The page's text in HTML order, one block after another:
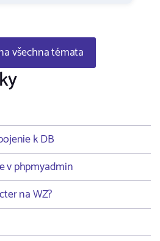
všechna témata
k DB
v phpmyadmin
na WZ?